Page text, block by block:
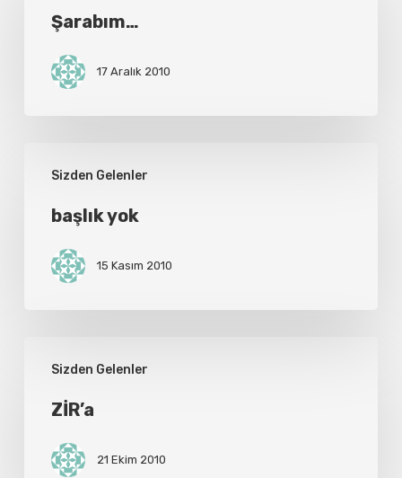
Şarabım…
17 Aralık 2010
Sizden Gelenler
başlık yok
15 Kasım 2010
Sizden Gelenler
ZİR’a
21 Ekim 2010